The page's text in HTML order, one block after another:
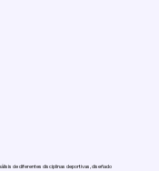
de diferentes disciplinas deportivas, diseñado